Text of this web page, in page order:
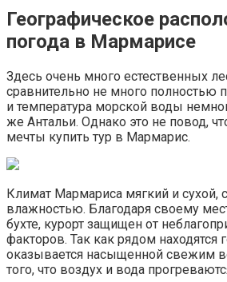
Географическое
погода в Мармарисе
Здесь очень много естественных
сравнительно не много полностью
и температура морской воды
же Антальи. Однако это не повод,
мечты купить тур в Мармарис.
Климат Мармариса мягкий и сухой,
влажностью. Благодаря своему
бухте, курорт защищен от
факторов. Так как рядом находятся
оказывается насыщенной свежим
того, что воздух и вода